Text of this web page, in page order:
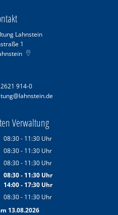
Lahnstein
1
914-0
Verwaltung
08:30- 11:30 Uhr
Von 08:30 bis 11:30 Uhr
08:30- 11:30 Uhr
Von 08:30 bis 11:30 Uhr
08:30- 11:30 Uhr
Von 08:30 bis 11:30 Uhr
08:30- 11:30Uhr
Von 08:30 bis 11:30 Uhr
14:00- 17:30Uhr
Von 14:00 bis 17:30 Uhr
08:30- 11:30 Uhr
Von 08:30 bis 11:30 Uhr
13.08.2026